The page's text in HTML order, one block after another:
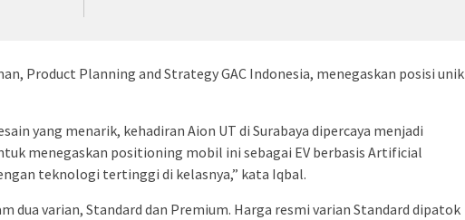
Product Planning and Strategy GAC Indonesia, menegaskan posisi unik
yang menarik, kehadiran Aion UT di Surabaya dipercaya menjadi
menegaskan positioning mobil ini sebagai EV berbasis Artificial
teknologi tertinggi di kelasnya,” kata Iqbal.
dua varian, Standard dan Premium. Harga resmi varian Standard dipatok